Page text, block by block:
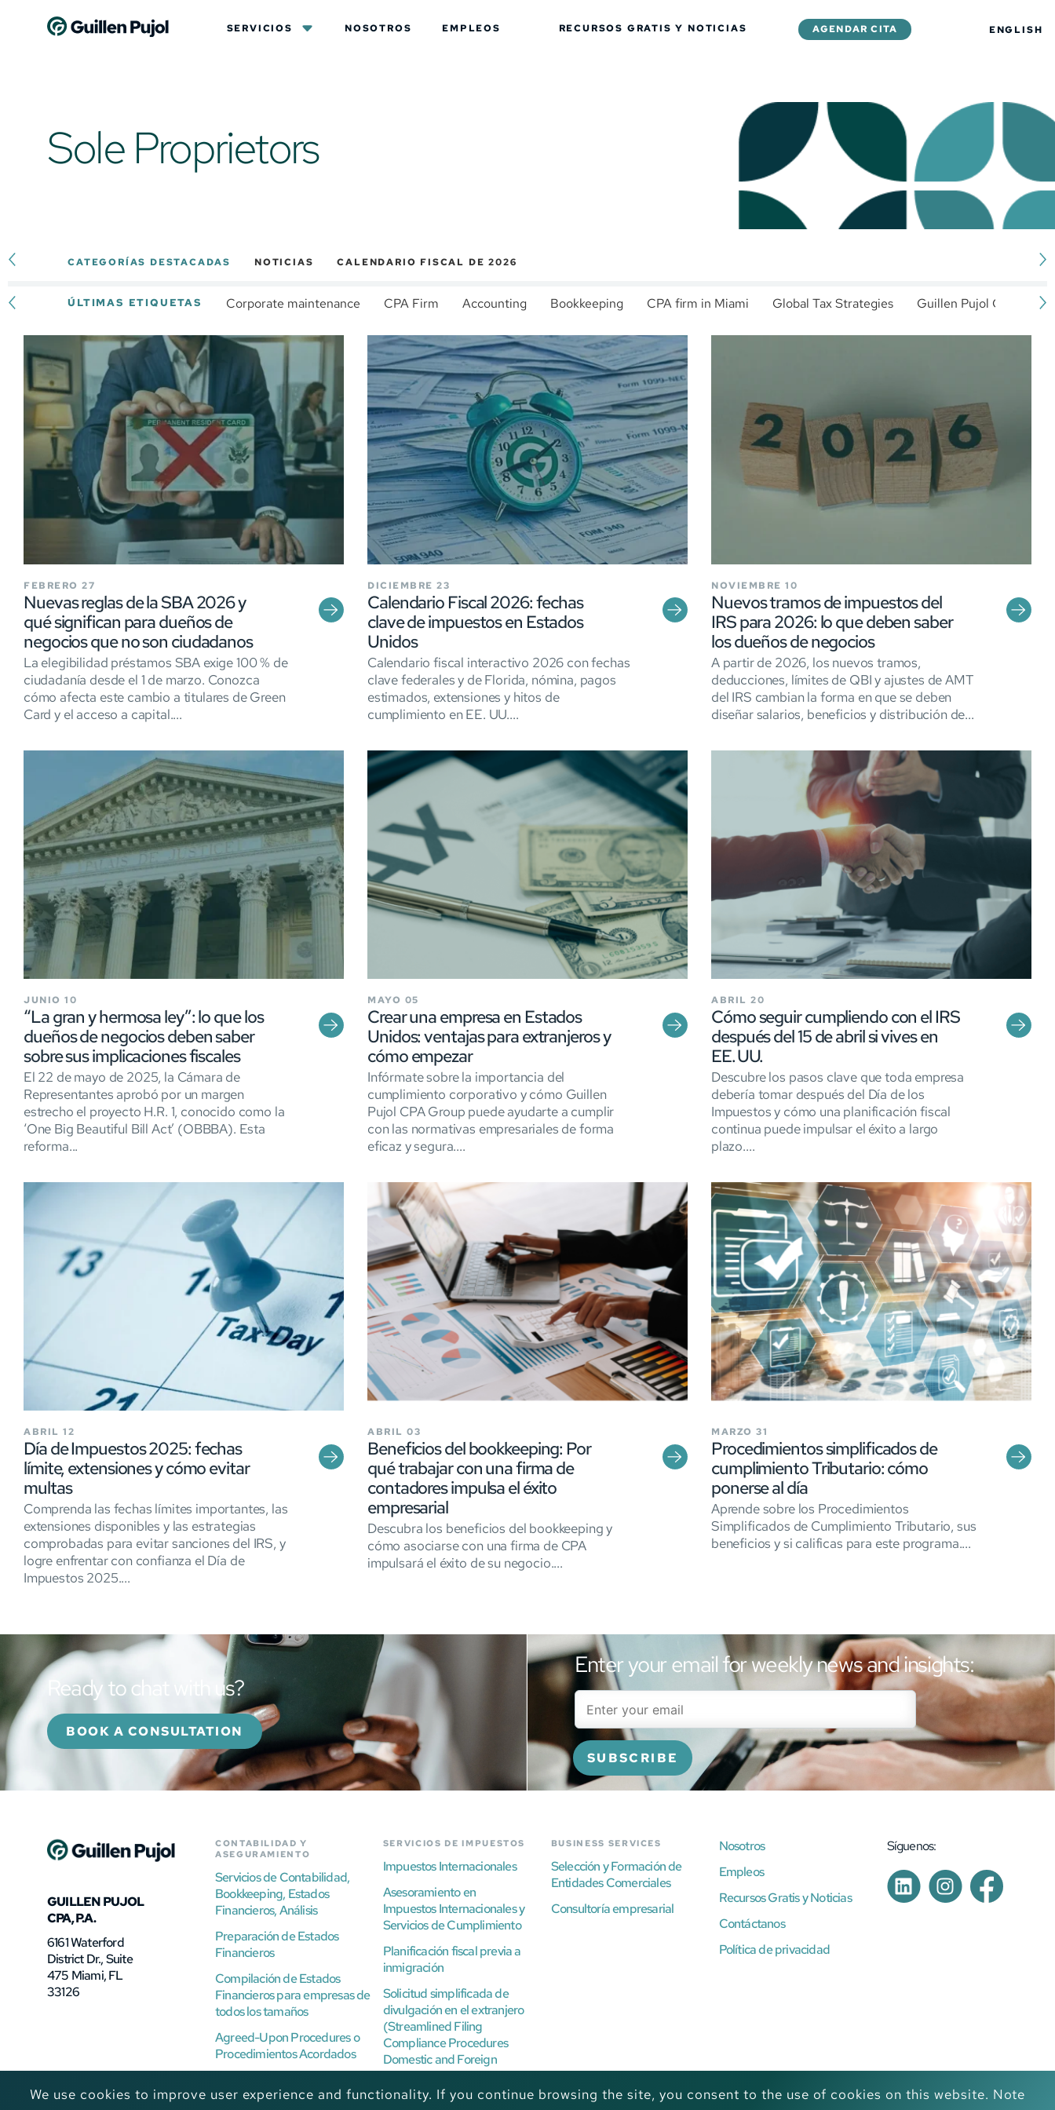
SERVICIOS NOSOTROS EMPLEOS RECURSOS GRATIS Y NOTICIAS AGENDAR CITA ENGLISH
Sole Proprietors
CATEGORÍAS DESTACADAS NOTICIAS CALENDARIO FISCAL DE 2026
ÚLTIMAS ETIQUETAS Corporate maintenance CPA Firm Accounting Bookkeeping CPA firm in Miami Global Tax Strategies Guillen Pujol CPA
FEBRERO 27
Nuevas reglas de la SBA 2026 y
qué significan para dueños de
negocios que no son ciudadanos
La elegibilidad préstamos SBA exige 100 % de
ciudadanía desde el 1 de marzo. Conozca
cómo afecta este cambio a titulares de Green
Card y el acceso a capital....
DICIEMBRE 23
Calendario Fiscal 2026: fechas
clave de impuestos en Estados
Unidos
Calendario fiscal interactivo 2026 con fechas
clave federales y de Florida, nómina, pagos
estimados, extensiones y hitos de
cumplimiento en EE. UU....
NOVIEMBRE 10
Nuevos tramos de impuestos del
IRS para 2026: lo que deben saber
los dueños de negocios
A partir de 2026, los nuevos tramos,
deducciones, límites de QBI y ajustes de AMT
del IRS cambian la forma en que se deben
diseñar salarios, beneficios y distribución de...
JUNIO 10
“La gran y hermosa ley”: lo que los
dueños de negocios deben saber
sobre sus implicaciones fiscales
El 22 de mayo de 2025, la Cámara de
Representantes aprobó por un margen
estrecho el proyecto H.R. 1, conocido como la
‘One Big Beautiful Bill Act’ (OBBBA). Esta
reforma...
MAYO 05
Crear una empresa en Estados
Unidos: ventajas para extranjeros y
cómo empezar
Infórmate sobre la importancia del
cumplimiento corporativo y cómo Guillen
Pujol CPA Group puede ayudarte a cumplir
con las normativas empresariales de forma
eficaz y segura....
ABRIL 20
Cómo seguir cumpliendo con el IRS
después del 15 de abril si vives en
EE. UU.
Descubre los pasos clave que toda empresa
debería tomar después del Día de los
Impuestos y cómo una planificación fiscal
continua puede impulsar el éxito a largo
plazo....
ABRIL 12
Día de Impuestos 2025: fechas
límite, extensiones y cómo evitar
multas
Comprenda las fechas límites importantes, las
extensiones disponibles y las estrategias
comprobadas para evitar sanciones del IRS, y
logre enfrentar con confianza el Día de
Impuestos 2025....
ABRIL 03
Beneficios del bookkeeping: Por
qué trabajar con una firma de
contadores impulsa el éxito
empresarial
Descubra los beneficios del bookkeeping y
cómo asociarse con una firma de CPA
impulsará el éxito de su negocio....
MARZO 31
Procedimientos simplificados de
cumplimiento Tributario: cómo
ponerse al día
Aprende sobre los Procedimientos
Simplificados de Cumplimiento Tributario, sus
beneficios y si calificas para este programa....
Ready to chat with us?
BOOK A CONSULTATION
Enter your email for weekly news and insights:
GUILLEN PUJOL
CPA, P.A.
6161 Waterford
District Dr., Suite
475 Miami, FL
33126
CONTABILIDAD Y
ASEGURAMIENTO
Servicios de Contabilidad,
Bookkeeping, Estados
Financieros, Análisis
Preparación de Estados
Financieros
Compilación de Estados
Financieros para empresas de
todos los tamaños
Agreed-Upon Procedures o
Procedimientos Acordados
SERVICIOS DE IMPUESTOS
Impuestos Internacionales
Asesoramiento en
Impuestos Internacionales y
Servicios de Cumplimiento
Planificación fiscal previa a
inmigración
Solicitud simplificada de
divulgación en el extranjero
(Streamlined Filing
Compliance Procedures
Domestic and Foreign
Offshore Disclosure)
BUSINESS SERVICES
Selección y Formación de
Entidades Comerciales
Consultoría empresarial
Nosotros
Empleos
Recursos Gratis y Noticias
Contáctanos
Política de privacidad
Síguenos:
We use cookies to improve user experience and functionality. If you continue browsing the site, you consent to the use of cookies on this website. Note